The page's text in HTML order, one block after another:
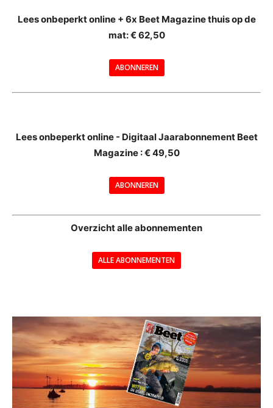
Lees onbeperkt online + 6x Beet Magazine thuis op de
mat: € 62,50
ABONNEREN
Lees onbeperkt online - Digitaal Jaarabonnement Beet
Magazine : € 49,50
ABONNEREN
Overzicht alle abonnementen
ALLE ABONNEMENTEN